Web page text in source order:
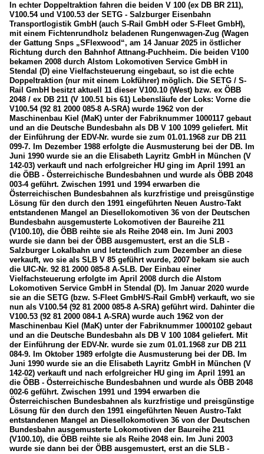
Bahnhöfe
Attnang-Puchheim
Dieselloks
BR 2000, ex ÖBB 2048, ex DB 211 (V100.10)
Strecken
Westbahn (Wien - Linz - Salzburg), ÖBB 100/101
Unternehmen
SETG (Salzburger Eisenbahn TransportLogistik GmbH)
Züge
Güterzüge
In echter Doppeltraktion fahren die beiden V 100 (ex DB BR 211),
V100.54 und V100.53 der SETG - Salzburger Eisenbahn
Transportlogistik GmbH (auch S-Rail GmbH oder S-Fleet GmbH),
mit einem Fichtenrundholz beladenen Rungenwagen-Zug (Wagen
der Gattung Snps „SFlexwood“, am 14 Januar 2025 in östlicher
Richtung durch den Bahnhof Attnang-Puchheim. Die beiden V100
bekamen 2008 durch Alstom Lokomotiven Service GmbH in
Stendal (D) eine Vielfachsteuerung eingebaut, so ist die echte
Doppeltraktion (nur mit einem Lokführer) möglich. Die SETG / S-
Rail GmbH besitzt aktuell 11 dieser V100.10 (West) bzw. ex ÖBB
2048 / ex DB 211 (V 100.51 bis 61) Lebensläufe der Loks: Vorne die
V100.54 (92 81 2000 085-8 A-SRA) wurde 1962 von der
Maschinenbau Kiel (MaK) unter der Fabriknummer 1000117 gebaut
und an die Deutsche Bundesbahn als DB V 100 1099 geliefert. Mit
der Einführung der EDV-Nr. wurde sie zum 01.01.1968 zur DB 211
099-7. Im Dezember 1988 erfolgte die Ausmusterung bei der DB. Im
Juni 1990 wurde sie an die Elisabeth Layritz GmbH in München (V
142-03) verkauft und nach erfolgreicher HU ging im April 1991 an
die ÖBB - Österreichische Bundesbahnen und wurde als ÖBB 2048
003-4 geführt. Zwischen 1991 und 1994 erwarben die
Österreichischen Bundesbahnen als kurzfristige und preisgünstige
Lösung für den durch den 1991 eingeführten Neuen Austro-Takt
entstandenen Mangel an Diesellokomotiven 36 von der Deutschen
Bundesbahn ausgemusterte Lokomotiven der Baureihe 211
(V100.10), die ÖBB reihte sie als Reihe 2048 ein. Im Juni 2003
wurde sie dann bei der ÖBB ausgemustert, erst an die SLB -
Salzburger Lokalbahn und letztendlich zum Dezember an diese
verkauft, wo sie als SLB V 85 geführt wurde, 2007 bekam sie auch
die UIC-Nr. 92 81 2000 085-8 A-SLB. Der Einbau einer
Vielfachsteuerung erfolgte im April 2008 durch die Alstom
Lokomotiven Service GmbH in Stendal (D). Im Januar 2020 wurde
sie an die SETG (bzw. S-Fleet GmbH/S-Rail GmbH) verkauft, wo sie
nun als V100.54 (92 81 2000 085-8 A-SRA) geführt wird. Dahinter die
V100.53 (92 81 2000 084-1 A-SRA) wurde auch 1962 von der
Maschinenbau Kiel (MaK) unter der Fabriknummer 1000102 gebaut
und an die Deutsche Bundesbahn als DB V 100 1084 geliefert. Mit
der Einführung der EDV-Nr. wurde sie zum 01.01.1968 zur DB 211
084-9. Im Oktober 1989 erfolgte die Ausmusterung bei der DB. Im
Juni 1990 wurde sie an die Elisabeth Layritz GmbH in München (V
142-02) verkauft und nach erfolgreicher HU ging im April 1991 an
die ÖBB - Österreichische Bundesbahnen und wurde als ÖBB 2048
002-6 geführt. Zwischen 1991 und 1994 erwarben die
Österreichischen Bundesbahnen als kurzfristige und preisgünstige
Lösung für den durch den 1991 eingeführten Neuen Austro-Takt
entstandenen Mangel an Diesellokomotiven 36 von der Deutschen
Bundesbahn ausgemusterte Lokomotiven der Baureihe 211
(V100.10), die ÖBB reihte sie als Reihe 2048 ein. Im Juni 2003
wurde sie dann bei der ÖBB ausgemustert, erst an die SLB -